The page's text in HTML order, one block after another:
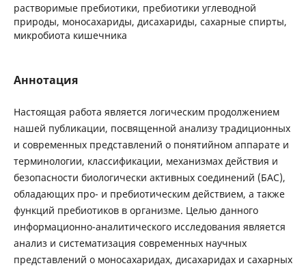
растворимые пребиотики, пребиотики углеводной
природы, моносахариды, дисахариды, сахарные спирты,
микробиота кишечника
Аннотация
Настоящая работа является логическим продолжением
нашей публикации, посвященной анализу традиционных
и современных представлений о понятийном аппарате и
терминологии, классификации, механизмах действия и
безопасности биологически активных соединений (БАС),
обладающих про- и пребиотическим действием, а также
функций пребиотиков в организме. Целью данного
информационно-аналитического исследования является
анализ и систематизация современных научных
представлений о моносахаридах, дисахаридах и сахарных